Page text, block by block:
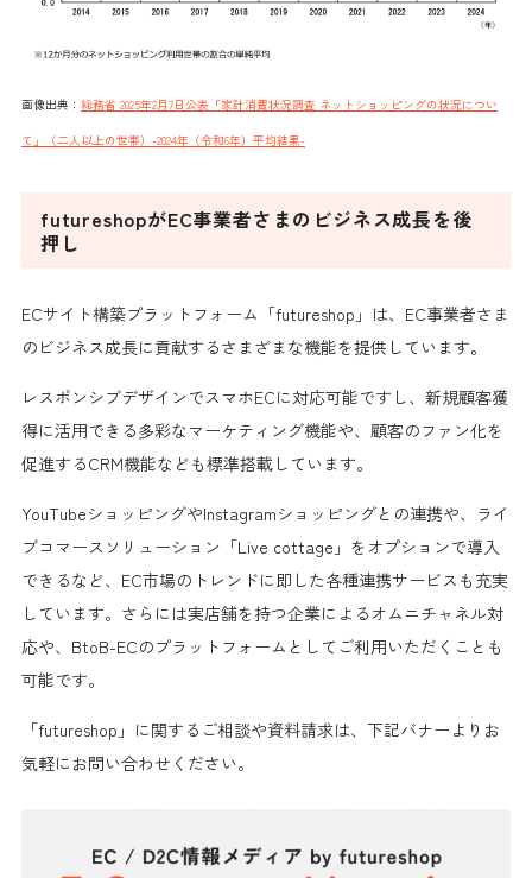
画像出典： 総務省 2025年2月7日公表「家計消費状況調査 ネットショッピングの状況につい
て」（二人以上の世帯）-2024年（令和6年）平均結果-
futureshopがEC事業者さまのビジネス成長を後
押し
ECサイト構築プラットフォーム「futureshop」は、EC事業者さま
のビジネス成長に貢献するさまざまな機能を提供しています。
レスポンシブデザインでスマホECに対応可能ですし、新規顧客獲
得に活用できる多彩なマーケティング機能や、顧客のファン化を
促進するCRM機能なども標準搭載しています。
YouTubeショッピングやInstagramショッピングとの連携や、ライ
ブコマースソリューション「Live cottage」をオプションで導入
できるなど、EC市場のトレンドに即した各種連携サービスも充実
しています。さらには実店舗を持つ企業によるオムニチャネル対
応や、BtoB-ECのプラットフォームとしてご利用いただくことも
可能です。
「futureshop」に関するご相談や資料請求は、下記バナーよりお
気軽にお問い合わせください。